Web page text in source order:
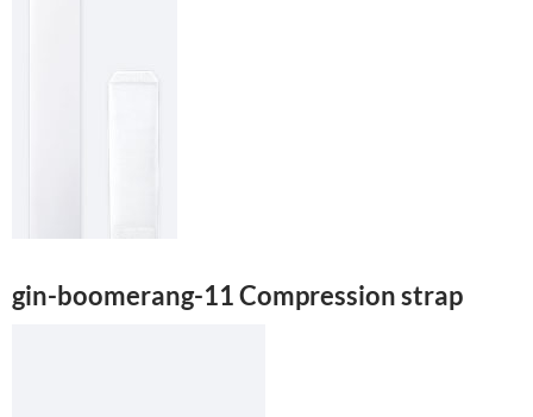
gin-boomerang-11 Compression strap